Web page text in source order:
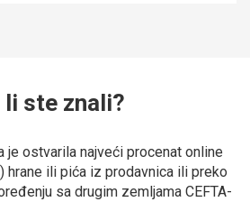
li ste znali?
je ostvarila najveći procenat online
hrane ili pića iz prodavnica ili preko
sa drugim zemljama CEFTA-